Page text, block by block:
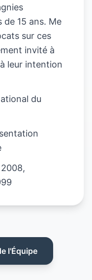
de 15 ans. Me
sur ces
invité à
leur intention
du
l'Équipe